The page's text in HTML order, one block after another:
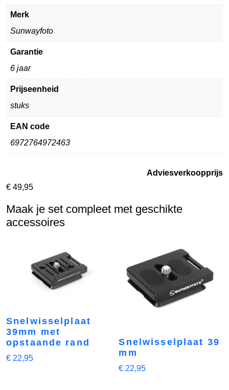
Merk
Sunwayfoto
Garantie
6 jaar
Prijseenheid
stuks
EAN code
6972764972463
Adviesverkoopprijs
€ 49,95
Maak je set compleet met geschikte
accessoires
Snelwisselplaat
39mm met
opstaande rand
€ 22,95
Snelwisselplaat 39
mm
€ 22,95